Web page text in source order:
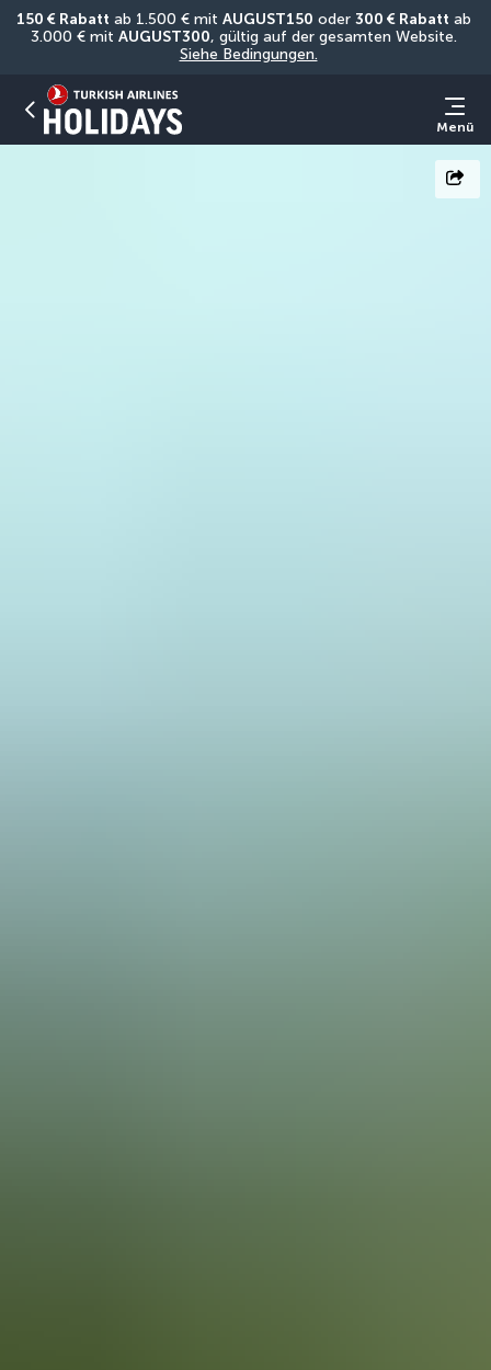
150 € Rabatt ab 1.500 € mit AUGUST150 oder 300 € Rabatt ab
3.000 € mit AUGUST300
Siehe Bedingungen.
Menü